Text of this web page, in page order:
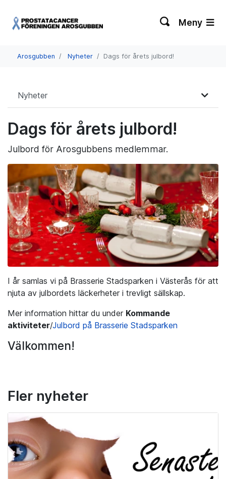
Meny
Arosgubben Nyheter Dags för årets julbord!
Nyheter
Dags för årets julbord!
Julbord för Arosgubbens medlemmar.
I år samlas vi på Brasserie Stadsparken i Västerås för att
njuta av julbordets läckerheter i trevligt sällskap.
Mer information hittar du under Kommande
aktiviteter/Julbord på Brasserie Stadsparken
Välkommen!
Fler nyheter